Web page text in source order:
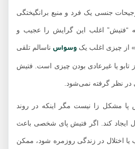
جنسی یک فرد و منبع برانگیختگی
اغلب این گرایش را عجیب و
اغلب یکوسواسناسالم تلقی
یا غیرعادی بودن چیزی است. فتیش
گرفته نمی‌شود.
زا نیست مگر اینکه در روند
کند. اگر فتیش پای شخصی باعث
در زندگی روزمره شود، ممکن